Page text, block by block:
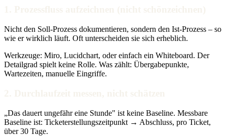
Nicht den Soll-Prozess dokumentieren, sondern den Ist-Prozess – so
wie er wirklich läuft. Oft unterscheiden sie sich erheblich.
Werkzeuge: Miro, Lucidchart, oder einfach ein Whiteboard. Der
Detailgrad spielt keine Rolle. Was zählt: Übergabepunkte,
Wartezeiten, manuelle Eingriffe.
„Das dauert ungefähr eine Stunde" ist keine Baseline. Messbare
Baseline ist: Ticketerstellungszeitpunkt → Abschluss, pro Ticket,
über 30 Tage.